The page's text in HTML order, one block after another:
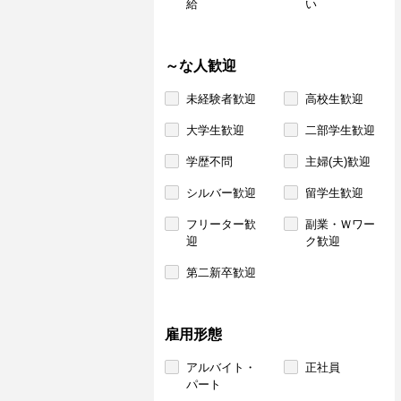
給
い
～な人歓迎
未経験者歓迎 高校生歓迎
大学生歓迎 二部学生歓迎
学歴不問 主婦(夫)歓迎
シルバー歓迎 留学生歓迎
フリーター歓
迎
副業・Ｗワー
ク歓迎
第二新卒歓迎
雇用形態
アルバイト・
パート
正社員